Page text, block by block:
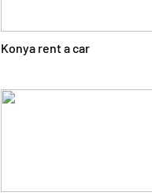
Konya rent a car